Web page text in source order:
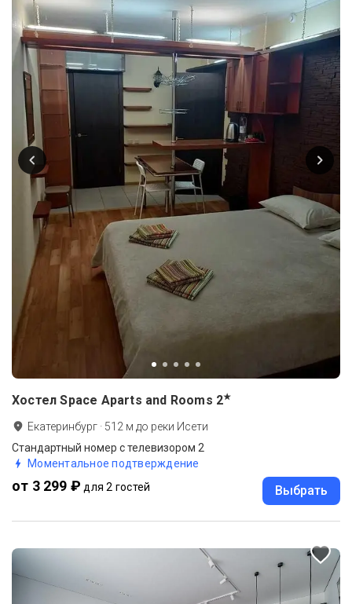
Хостел Space Aparts and Rooms 2★
Екатеринбург · 512 м до реки Исети
Стандартный номер с телевизором 2
Моментальное подтверждение
от 3 299 ₽ для 2 гостей Выбрать